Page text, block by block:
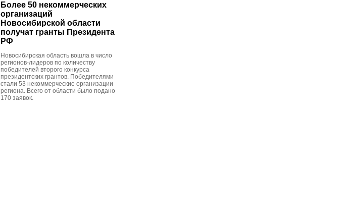
Более 50 некоммерческих
организаций
Новосибирской области
получат гранты Президента
РФ
Новосибирская область вошла в число
регионов-лидеров по количеству
победителей второго конкурса
президентских грантов. Победителями
стали 53 некоммерческие организации
региона. Всего от области было подано
170 заявок.